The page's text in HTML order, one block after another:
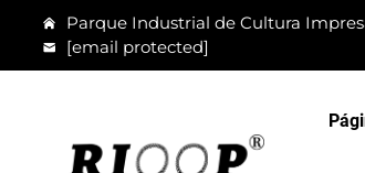
Parque Industrial de Cultura
[email protected]